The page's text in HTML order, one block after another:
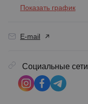
Показать график
E-mail
Социальные сети